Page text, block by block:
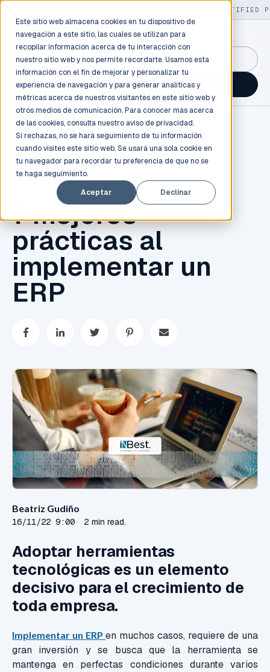
Este sitio web almacena cookies en tu dispositivo de
navegación a este sitio, las cuales se utilizan para
recopilar información acerca de tu interacción con
nuestro sitio web y nos permite recordarte. Usamos esta
información con el fin de mejorar y personalizar tu
experiencia de navegación y para generar analíticas y
métricas acerca de nuestros visitantes en este sitio web y
otros medios de comunicación. Para conocer más acerca
de las cookies, consulta nuestro aviso de privacidad.
Si rechazas, no se hará seguimiento de tu información
cuando visites este sitio web. Se usará una sola cookie en
tu navegador para recordar tu preferencia de que no se
te haga seguimiento.
Aceptar
Declinar
130+ CERTIFIED
GuidancePlex →
Talk to an engineer →
SAP BUSINESS ONE
7 mejores
prácticas al
implementar un
ERP
Beatriz Gudiño
16/11/22 9:00 2 min read.
Adoptar herramientas
tecnológicas es un elemento
decisivo para el crecimiento de
toda empresa.
Implementar un ERP en muchos casos, requiere de una
gran inversión y se busca que la herramienta se
mantenga en perfectas condiciones durante varios